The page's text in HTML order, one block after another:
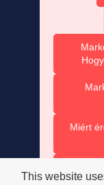
Miért
This website